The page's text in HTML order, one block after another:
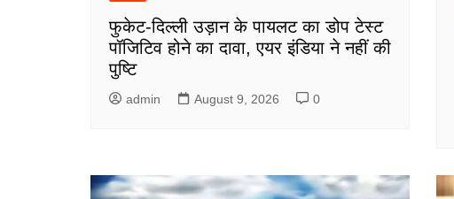
फुकेट-दिल्ली उड़ान के पायलट का डोप टेस्ट
पॉजिटिव होने का दावा, एयर इंडिया ने नहीं की
पुष्टि
admin August 9, 2026 0